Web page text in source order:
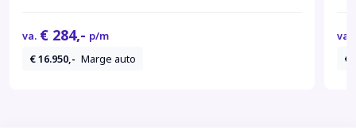
va. € 284,- p/m
€ 16.950,- Marge auto
va.
€